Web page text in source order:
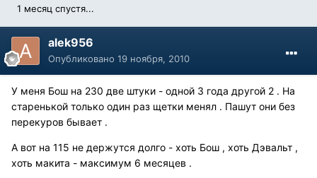
1 месяц спустя...
alek956
Опубликовано 19 ноября, 2010
У меня Бош на 230 две штуки - одной 3 года другой 2 . На
старенькой только один раз щетки менял . Пашут они без
перекуров бывает .
А вот на 115 не держутся долго - хоть Бош , хоть Дэвальт ,
хоть макита - максимум 6 месяцев .